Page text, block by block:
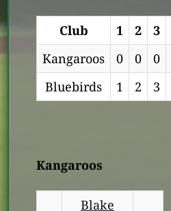
Club 1 2 3
Kangaroos
0 0 0
Bluebirds
1 2 3
Kangaroos
Blake